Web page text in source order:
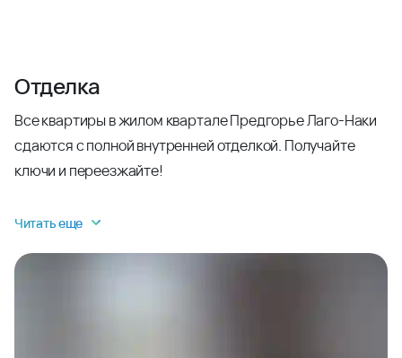
Отделка
Все квартиры в жилом квартале Предгорье Лаго-Наки
сдаются с полной внутренней отделкой. Получайте
ключи и переезжайте!
Читать еще